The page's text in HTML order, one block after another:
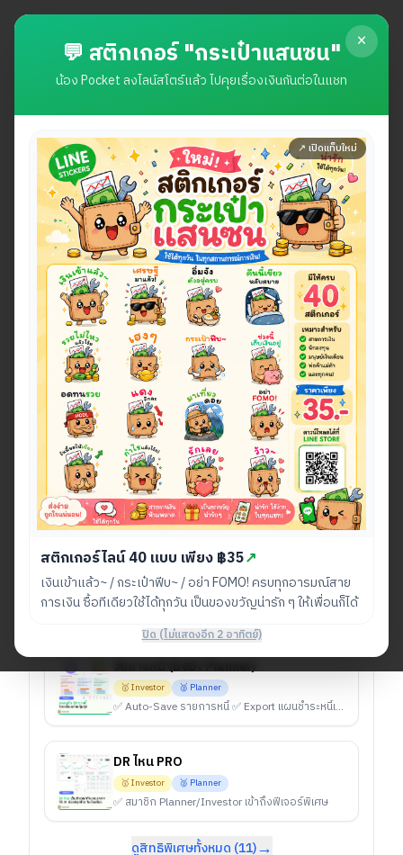
×
💬 สติกเกอร์ "กระเป๋าแสนซน"
น้อง Pocket ลงไลน์สโตร์แล้ว ไปคุยเรื่องเงินกันต่อในแชท
↗ เปิดแท็บใหม่
สติกเกอร์ไลน์ 40 แบบ เพียง ฿35↗
เงินเข้าแล้ว~ / กระเป๋าฟีบ~ / อย่า FOMO! ครบทุกอารมณ์สาย
การเงิน ซื้อทีเดียวใช้ได้ทุกวัน เป็นของขวัญน่ารัก ๆ ให้เพื่อนก็ได้
ปิด (ไม่แสดงอีก 2 อาทิตย์)
My Money Toolkit | เครื่องมือการเงิน
เข้าสู่
ระบบ
Portfolio Investment Google Sheet
คำนวณต้นทุน USD สำหรับ
ฝาก FCD & การลงทุนทอง
31/08/2025 1149views Share :
ช้อปให้ทิป สนับสนุน ใช้งานเลย
ช่วยคนที่อยากจัดการเงิน ให้เหมือนมีนักวางแผน
การเงินส่วนตัว
ผ่านเครื่องมือที่ช่วยจัดการทุกเรื่องของเงิน ตั้งแต่รายรับราย
จ่ายหนี้การลงทุนจนถึง
การเกษียณ
เริ่มต้นเพียง 60 บาท/เดือน
หรือเลือก Investor 100 บาท/เดือน สำหรับผู้ที่ต้องการเครื่อง
มือวางแผนและวิเคราะห์การลงทุนที่ครบยิ่งขึ้น
ทั้งหมด 🥈 Planner 🥇 Investor
🪿 Alpha
🦦 Market Maker
☕ All Supporter
แพลนตัง PAY (จัดการรายจ่าย)
🥇 Investor 🥈 Planner
✅ Export/Import ข้อมูล (CSV & JSON) จัดการข้อมูลข้ามอุปกรณ์ ✅ จดโน้ตเหตุผลในแผนลดรายจ่ายได้
🥇 Investor 🥈 Planner
✅ Auto-Save รายการหนี้ ✅ Export แผนชำระหนี้เป็น Excel (Snowball/Avalanche/Hybrid)
DR ไหน PRO
🥇 Investor 🥈 Planner
✅ สมาชิก Planner/Investor เข้าถึงฟีเจอร์พิเศษ
ดูสิทธิพิเศษทั้งหมด (11)→